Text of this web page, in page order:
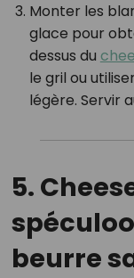
Monter les
glace pour
dessus du
le gril ou
légère. Servir
5.
beurre